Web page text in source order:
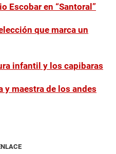
Escobar en “Santoral”
que marca un
infantil y los capibaras
y maestra de los andes